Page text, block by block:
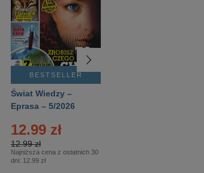
BESTSELLER
Świat Wiedzy –
Eprasa – 5/2026
12.99 zł
12.99 zł
Najniższa cena z ostatnich 30
dni: 12.99 zł